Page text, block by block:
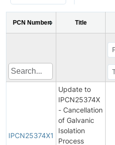
PCN Number Title
IPCN25374X1
Update to
IPCN25374X
- Cancellation
of Galvanic
Isolation
Process